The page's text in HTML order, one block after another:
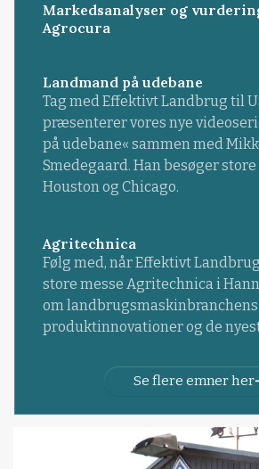
Markedsanalyser og
Agrocura
Landmand på udebane
Tag med Effektivt Landbrug til
præsenterer vores nye
på udebane« sammen med
Smedegaard. Han besøger
Houston og Chicago.
Agritechnica
Følg med, når Effektivt
store messe Agritechnica i
om landbrugsmaskinbranchens
produktinnovationer og de
Se flere emner her